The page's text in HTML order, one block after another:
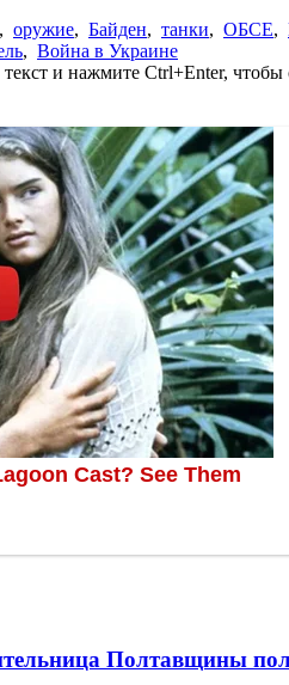
, оружие, Байден, танки, ОБСЕ,
, Война в Украине
и нажмите Ctrl+Enter, чтобы
Полтавщины